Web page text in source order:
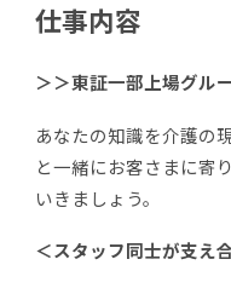
仕事内容
＞＞東証一部上場グル
あなたの知識を介護の
と一緒にお客さまに寄
いきましょう。
＜スタッフ同士が支え